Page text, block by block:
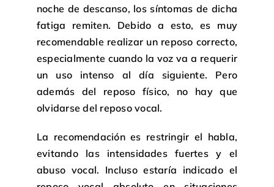
noche de descanso, los síntomas de dicha
fatiga remiten. Debido a esto, es muy
recomendable realizar un reposo correcto,
especialmente cuando la voz va a requerir
un uso intenso al día siguiente. Pero
además del reposo físico, no hay que
olvidarse del reposo vocal.
La recomendación es restringir el habla,
evitando las intensidades fuertes y el
abuso vocal. Incluso estaría indicado el